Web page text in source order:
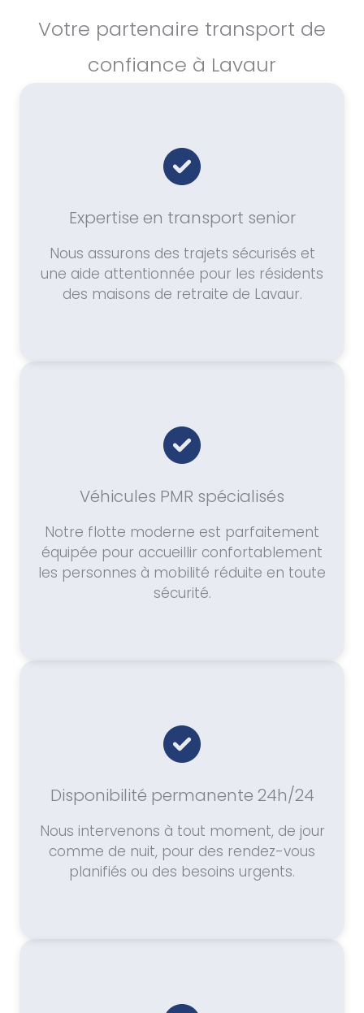
Votre partenaire transport de
confiance à Lavaur
Expertise en transport senior
Nous assurons des trajets sécurisés et
une aide attentionnée pour les résidents
des maisons de retraite de Lavaur.
Véhicules PMR spécialisés
Notre flotte moderne est parfaitement
équipée pour accueillir confortablement
les personnes à mobilité réduite en toute
sécurité.
Disponibilité permanente 24h/24
Nous intervenons à tout moment, de jour
comme de nuit, pour des rendez-vous
planifiés ou des besoins urgents.